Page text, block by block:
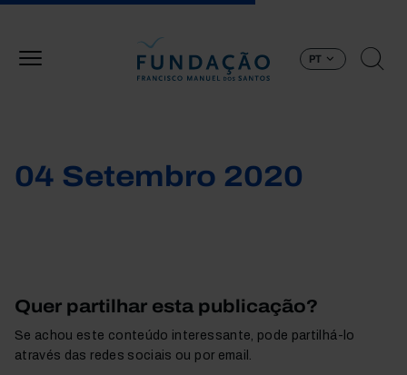
PT
04 Setembro 2020
Quer partilhar esta publicação?
Se achou este conteúdo interessante, pode partilhá-lo
através das redes sociais ou por email.